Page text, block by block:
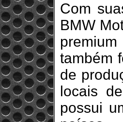
Com
BMW
também
de
locais
possui